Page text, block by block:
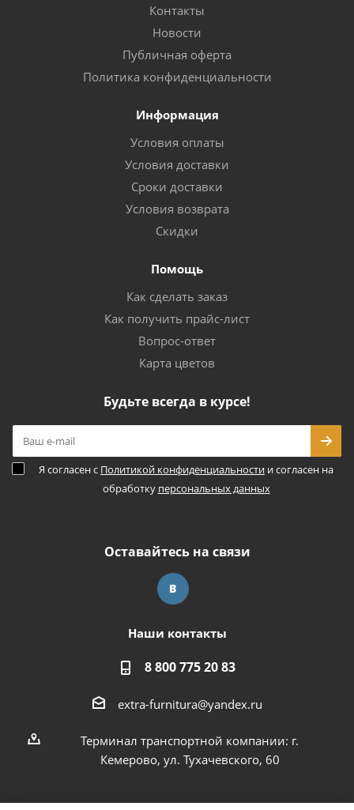
Контакты
Новости
Публичная оферта
Политика конфиденциальности
Информация
Условия оплаты
Условия доставки
Сроки доставки
Условия возврата
Скидки
Помощь
Как сделать заказ
Как получить прайс-лист
Вопрос-ответ
Карта цветов
Будьте всегда в курсе!
Я согласен с Политикой конфиденциальности и согласен на
обработку персональных данных
Оставайтесь на связи
Наши контакты
8 800 775 20 83
extra-furnitura@yandex.ru
Терминал транспортной компании: г.
Кемерово, ул. Тухачевского, 60